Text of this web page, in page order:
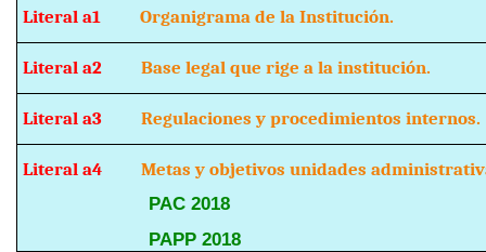
Literal a1 Organigrama de la Institución.
Literal a2 Base legal que rige a la institución.
Literal a3 Regulaciones y procedimientos internos.
Literal a4 Metas y objetivos unidades
PAC 2018
PAPP 2018